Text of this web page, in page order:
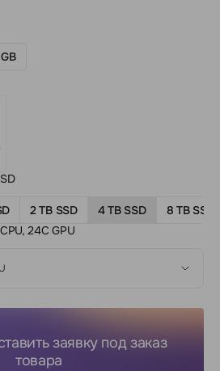
2 TB SSD 4 TB SSD
8 TB SSD
24C GPU
заявку под заказ
товара